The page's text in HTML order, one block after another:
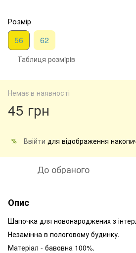
Розмір
56 62
Таблиця розмiрiв
Немає в наявності
45 грн
% Ввійти для відображення
До обраного
Опис
Шапочка для новонароджених з
Незамінна в пологовому будинку.
Матеріал - бавовна 100%.